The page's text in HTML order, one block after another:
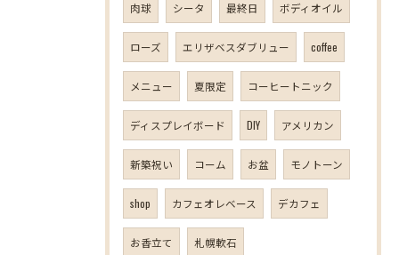
肉球 シータ 最終日 ボディオイル
ローズ エリザベスダブリュー coffee
メニュー 夏限定 コーヒートニック
ディスプレイボード DIY アメリカン
新築祝い コーム お盆 モノトーン
shop カフェオレベース デカフェ
お香立て 札幌軟石